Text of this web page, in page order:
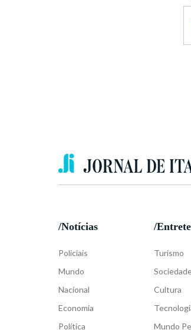
/Notícias
Policiais
Mundo
Nacional
Economia
Política
/
Turismo
Cultura
Mundo